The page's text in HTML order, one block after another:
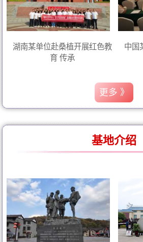
湖南某单位赴桑植开展红色教
育 传承
中国
更多 》
基地介绍